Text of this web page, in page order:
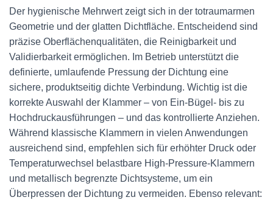
Der hygienische Mehrwert zeigt sich in der totraumarmen
Geometrie und der glatten Dichtfläche. Entscheidend sind
präzise Oberflächenqualitäten, die Reinigbarkeit und
Validierbarkeit ermöglichen. Im Betrieb unterstützt die
definierte, umlaufende Pressung der Dichtung eine
sichere, produktseitig dichte Verbindung. Wichtig ist die
korrekte Auswahl der Klammer – von Ein-Bügel- bis zu
Hochdruckausführungen – und das kontrollierte Anziehen.
Während klassische Klammern in vielen Anwendungen
ausreichend sind, empfehlen sich für erhöhter Druck oder
Temperaturwechsel belastbare High-Pressure-Klammern
und metallisch begrenzte Dichtsysteme, um ein
Überpressen der Dichtung zu vermeiden. Ebenso relevant: